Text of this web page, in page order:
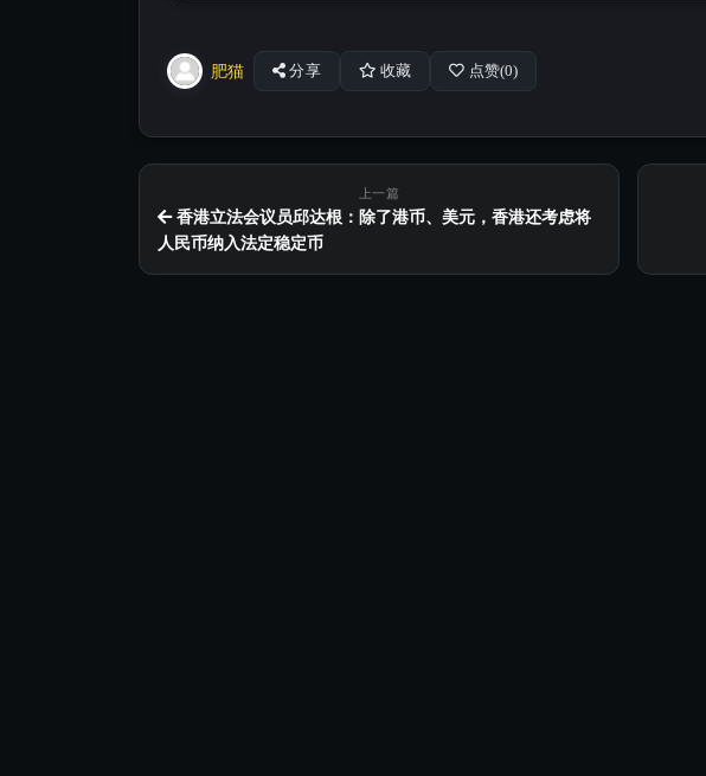
肥猫 分享 收藏 点赞(0)
上一篇
香港立法会议员邱达根：除了港币、美元，香港还考虑将
人民币纳入法定稳定币